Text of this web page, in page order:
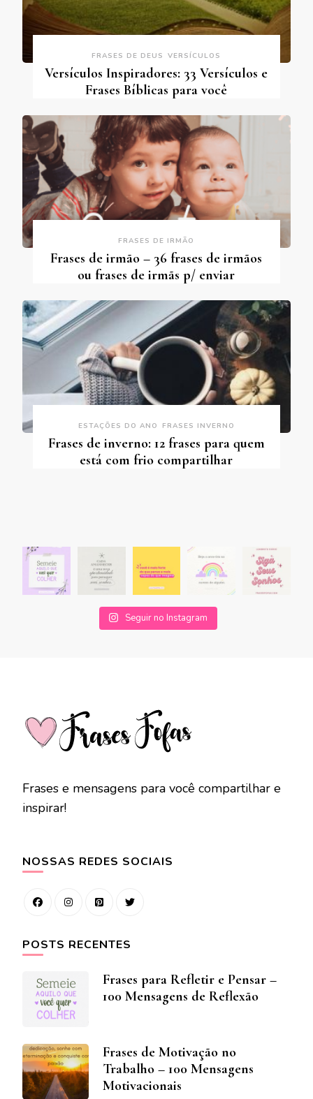
FRASES DE DEUS VERSÍCULOS
Versículos Inspiradores: 33 Versículos e
Frases Bíblicas para você
FRASES DE IRMÃO
Frases de irmão – 36 frases de irmãos
ou frases de irmãs p/ enviar
ESTAÇÕES DO ANO FRASES INVERNO
Frases de inverno: 12 frases para quem
está com frio compartilhar
Seguir no Instagram
Frases e mensagens para você compartilhar e
inspirar!
NOSSAS REDES SOCIAIS
POSTS RECENTES
Frases para Refletir e Pensar –
100 Mensagens de Reflexão
Frases de Motivação no
Trabalho – 100 Mensagens
Motivacionais